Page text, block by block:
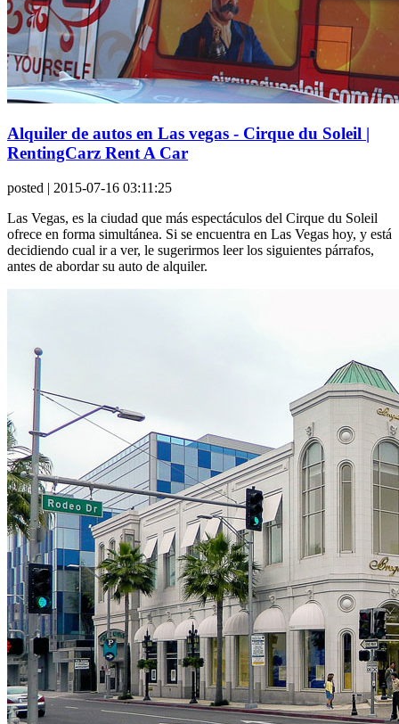
Alquiler de autos en Las vegas - Cirque du Soleil |
RentingCarz Rent A Car
posted | 2015-07-16 03:11:25
Las Vegas, es la ciudad que más espectáculos del Cirque du Soleil
ofrece en forma simultánea. Si se encuentra en Las Vegas hoy, y está
decidiendo cual ir a ver, le sugerirmos leer los siguientes párrafos,
antes de abordar su auto de alquiler.